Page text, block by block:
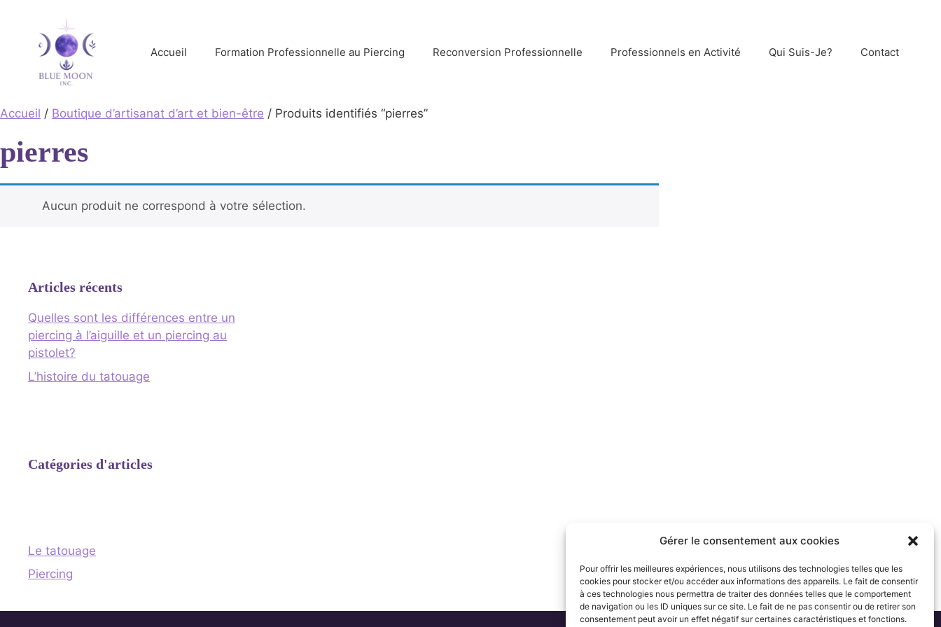
Gérer le consentement aux cookies
Pour offrir les meilleures expériences, nous utilisons des technologies telles que les
cookies pour stocker et/ou accéder aux informations des appareils. Le fait de consentir
à ces technologies nous permettra de traiter des données telles que le comportement
de navigation ou les ID uniques sur ce site. Le fait de ne pas consentir ou de retirer son
consentement peut avoir un effet négatif sur certaines caractéristiques et fonctions.
contenu
Accueil Formation Professionnelle au Piercing Reconversion Professionnelle Professionnels en Activité Qui Suis-Je? Contact
Accueil / Boutique d’artisanat d’art et bien-être / Produits identifiés “pierres”
pierres
Aucun produit ne correspond à votre sélection.
Articles récents
Quelles sont les différences entre un
piercing à l’aiguille et un piercing au
pistolet?
L’histoire du tatouage
Catégories d'articles
Le tatouage
Piercing